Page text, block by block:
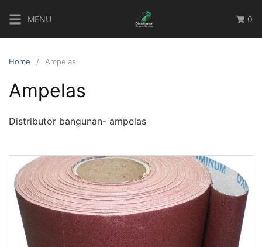
content
MENU 0
Home Ampelas
Ampelas
Distributor bangunan- ampelas